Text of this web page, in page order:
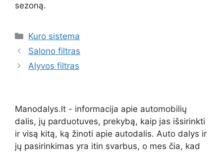
sezoną.
Kategorijos
Kuro sistema
Salono filtras
Alyvos filtras
Manodalys.lt - informacija apie automobilių
dalis, jų parduotuves, prekybą, kaip jas išsirinkti
ir visą kitą, ką žinoti apie autodalis. Auto dalys ir
jų pasirinkimas yra itin svarbus, o mes čia, kad